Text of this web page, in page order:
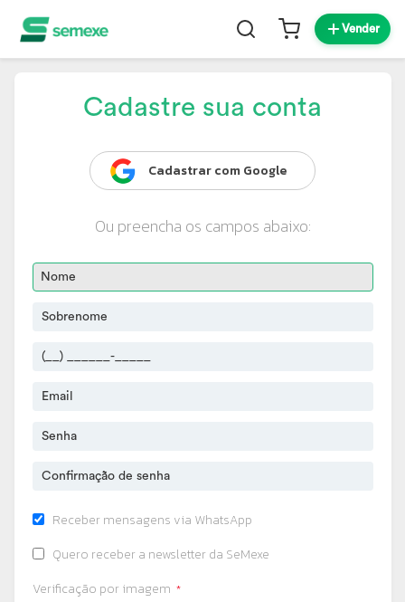
Vender
Cadastre sua conta
Cadastrar com Google
Ou preencha os campos abaixo:
Receber mensagens via WhatsApp
Quero receber a newsletter da SeMexe
Verificação por imagem